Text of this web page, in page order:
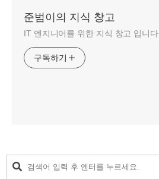
준범이의 지식 창고
IT 엔지니어를 위한 지식 창고 입니다.
구독하기